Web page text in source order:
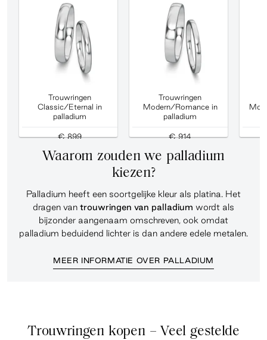
Trouwringen
Classic/Eternal in
palladium
€ 899
Trouwringen
Modern/Romance in
palladium
€ 914
Waarom zouden we palladium
kiezen?
Palladium heeft een soortgelijke kleur als platina. Het
dragen van trouwringen van palladium wordt als
bijzonder aangenaam omschreven, ook omdat
palladium beduidend lichter is dan andere edele metalen.
MEER INFORMATIE OVER PALLADIUM
Trouwringen kopen – Veel gestelde